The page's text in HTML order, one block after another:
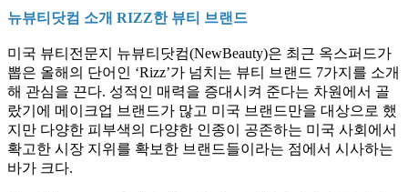
뉴뷰티닷컴 소개 RIZZ한 뷰티 브랜드
미국 뷰티전문지 뉴뷰티닷컴(NewBeauty)은 최근 옥스퍼드가
뽑은 올해의 단어인 ‘Rizz’가 넘치는 뷰티 브랜드 7가지를 소개
해 관심을 끈다. 성적인 매력을 증대시켜 준다는 차원에서 골
랐기에 메이크업 브랜드가 많고 미국 브랜드만을 대상으로 했
지만 다양한 피부색의 다양한 인종이 공존하는 미국 사회에서
확고한 시장 지위를 확보한 브랜드들이라는 점에서 시사하는
바가 크다.